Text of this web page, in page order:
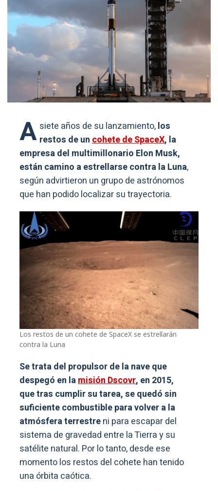
A siete años de su lanzamiento,los
restos de uncohete de SpaceX, la
empresa del multimillonario Elon Musk,
están camino a estrellarse contra la Luna,
según advirtieron un grupo de astrónomos
que han podido localizar su trayectoria.
Los restos de un cohete de SpaceX se estrellarán
contra la Luna
Se trata del propulsor de la nave que
despegó en lamisión Dscovr, en 2015,
que tras cumplir su tarea, se quedó sin
suficiente combustible para volver a la
atmósfera terrestreni para escapar del
sistema de gravedad entre la Tierra y su
satélite natural. Por lo tanto, desde ese
momento los restos del cohete han tenido
una órbita caótica.